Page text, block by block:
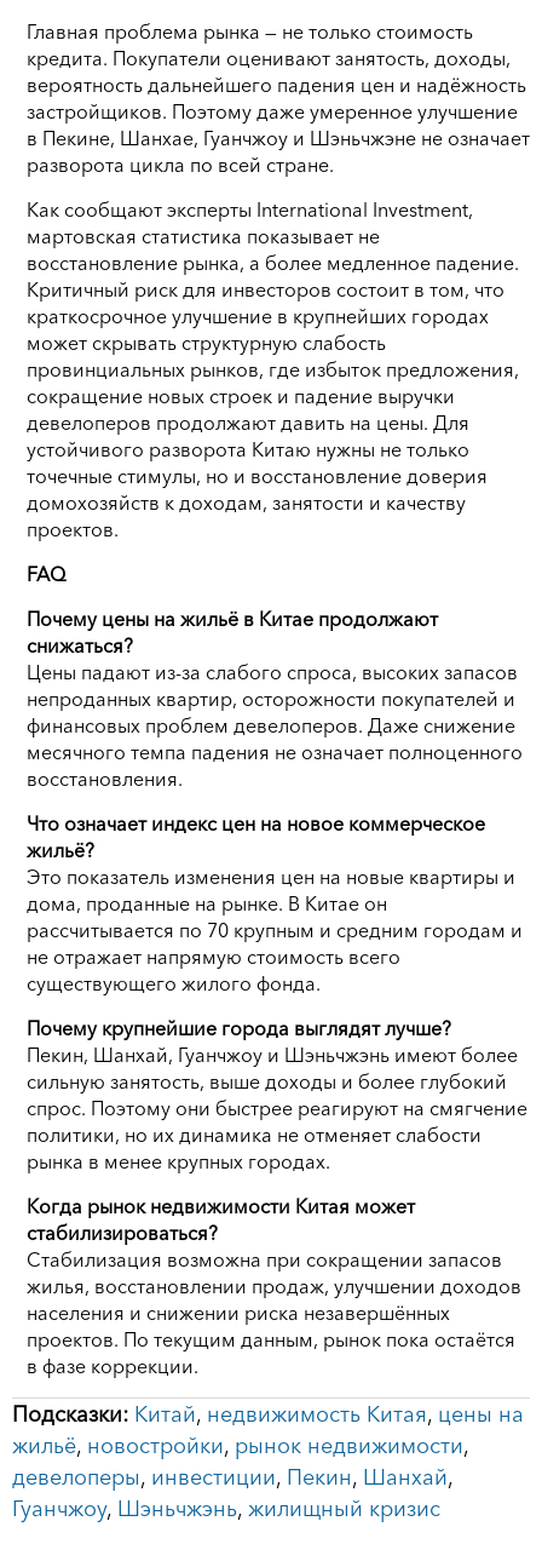
Главная проблема рынка — не только стоимость
кредита. Покупатели оценивают занятость, доходы,
вероятность дальнейшего падения цен и надёжность
застройщиков. Поэтому даже умеренное улучшение
в Пекине, Шанхае, Гуанчжоу и Шэньчжэне не означает
разворота цикла по всей стране.
Как сообщают эксперты International Investment,
мартовская статистика показывает не
восстановление рынка, а более медленное падение.
Критичный риск для инвесторов состоит в том, что
краткосрочное улучшение в крупнейших городах
может скрывать структурную слабость
провинциальных рынков, где избыток предложения,
сокращение новых строек и падение выручки
девелоперов продолжают давить на цены. Для
устойчивого разворота Китаю нужны не только
точечные стимулы, но и восстановление доверия
домохозяйств к доходам, занятости и качеству
проектов.
FAQ
Почему цены на жильё в Китае продолжают
снижаться?
Цены падают из-за слабого спроса, высоких запасов
непроданных квартир, осторожности покупателей и
финансовых проблем девелоперов. Даже снижение
месячного темпа падения не означает полноценного
восстановления.
Что означает индекс цен на новое коммерческое
жильё?
Это показатель изменения цен на новые квартиры и
дома, проданные на рынке. В Китае он
рассчитывается по 70 крупным и средним городам и
не отражает напрямую стоимость всего
существующего жилого фонда.
Почему крупнейшие города выглядят лучше?
Пекин, Шанхай, Гуанчжоу и Шэньчжэнь имеют более
сильную занятость, выше доходы и более глубокий
спрос. Поэтому они быстрее реагируют на смягчение
политики, но их динамика не отменяет слабости
рынка в менее крупных городах.
Когда рынок недвижимости Китая может
стабилизироваться?
Стабилизация возможна при сокращении запасов
жилья, восстановлении продаж, улучшении доходов
населения и снижении риска незавершённых
проектов. По текущим данным, рынок пока остаётся
в фазе коррекции.
Подсказки: Китай, недвижимость Китая, цены на
жильё, новостройки, рынок недвижимости,
девелоперы, инвестиции, Пекин, Шанхай,
Гуанчжоу, Шэньчжэнь, жилищный кризис